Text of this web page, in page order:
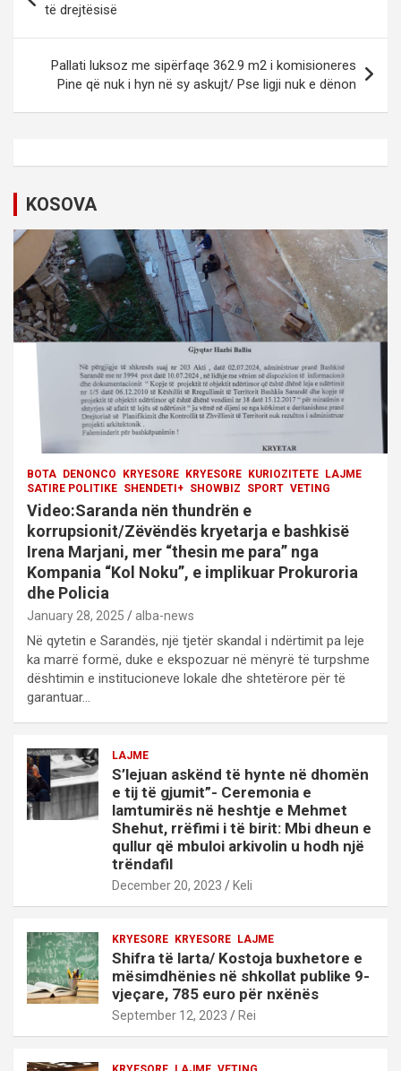
s
a
a
i
o
n
të drejtësisë
Pallati luksoz me sipërfaqe 362.9 m2 i komisioneres
Pine që nuk i hyn në sy askujt/ Pse ligji nuk e dënon
KOSOVA
BOTA DENONCO KRYESORE KRYESORE KURIOZITETE
LAJME
SATIRE POLITIKE SHENDETI+ SHOWBIZ SPORT VETING
Video:Saranda nën thundrën e
korrupsionit/Zëvëndës kryetarja e bashkisë
Irena Marjani, mer “thesin me para” nga
Kompania “Kol Noku”, e implikuar Prokuroria
dhe Policia
January 28, 2025 alba-news
Në qytetin e Sarandës, një tjetër skandal i ndërtimit pa leje
ka marrë formë, duke e ekspozuar në mënyrë të turpshme
dështimin e institucioneve lokale dhe shtetërore për të
garantuar…
LAJME
S’lejuan askënd të hynte në dhomën
e tij të gjumit”- Ceremonia e
lamtumirës në heshtje e Mehmet
Shehut, rrëfimi i të birit: Mbi dheun e
qullur që mbuloi arkivolin u hodh një
trëndafil
December 20, 2023 Keli
KRYESORE KRYESORE LAJME
Shifra të larta/ Kostoja buxhetore e
mësimdhënies në shkollat publike 9-
vjeçare, 785 euro për nxënës
September 12, 2023 Rei